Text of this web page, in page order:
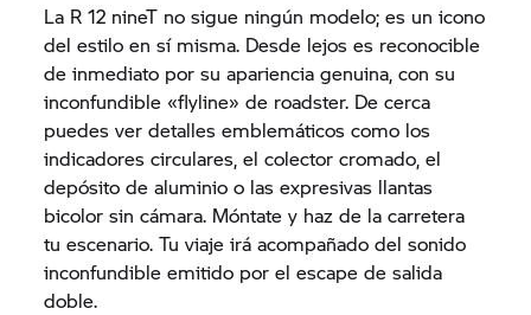
La R 12 nineT no sigue ningún modelo; es un icono
del estilo en sí misma. Desde lejos es reconocible
de inmediato por su apariencia genuina, con su
inconfundible «flyline» de roadster. De cerca
puedes ver detalles emblemáticos como los
indicadores circulares, el colector cromado, el
depósito de aluminio o las expresivas llantas
bicolor sin cámara. Móntate y haz de la carretera
tu escenario. Tu viaje irá acompañado del sonido
inconfundible emitido por el escape de salida
doble.